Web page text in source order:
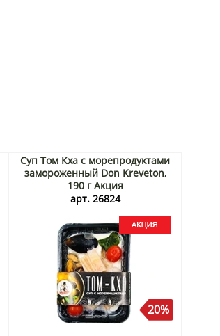
Суп Том Кха с морепродуктами
замороженный Don Kreveton,
190 г Акция
арт. 26824
20%